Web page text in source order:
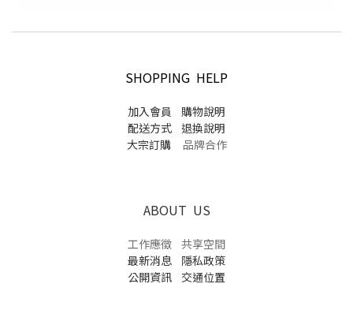
SHOPPING HELP
加入會員
購物說明
配送方式
退換說明
大宗訂購品牌合作
ABOUT US
工作應徵 共享空間
最新消息
隱私政策
公開資訊
交通位置